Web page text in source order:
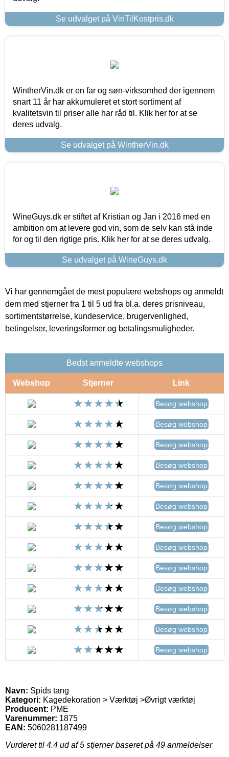
Se udvalget på VinTilKostpris.dk
WintherVin.dk er en far og søn-virksomhed der igennem
snart 11 år har akkumuleret et stort sortiment af
kvalitetsvin til priser alle har råd til. Klik her for at se
deres udvalg.
Se udvalget på WintherVin.dk
WineGuys.dk er stiftet af Kristian og Jan i 2016 med en
ambition om at levere god vin, som de selv kan stå inde
for og til den rigtige pris. Klik her for at se deres udvalg.
Se udvalget på WineGuys.dk
Vi har gennemgået de mest populære webshops og anmeldt
dem med stjerner fra 1 til 5 ud fra bl.a. deres prisniveau,
sortimentstørrelse, kundeservice, brugervenlighed,
betingelser, leveringsformer og betalingsmuligheder.
Bedst anmeldte webshops
Webshop Stjerner Link
Besøg webshop
Besøg webshop
Besøg webshop
Besøg webshop
Besøg webshop
Besøg webshop
Besøg webshop
Besøg webshop
Besøg webshop
Besøg webshop
Besøg webshop
Besøg webshop
Besøg webshop
Navn: Spids tang
Kategori: Kagedekoration > Værktøj >Øvrigt værktøj
Producent: PME
Varenummer: 1875
EAN: 5060281187499
Vurderet til 4.4 ud af 5 stjerner baseret på 49 anmeldelser